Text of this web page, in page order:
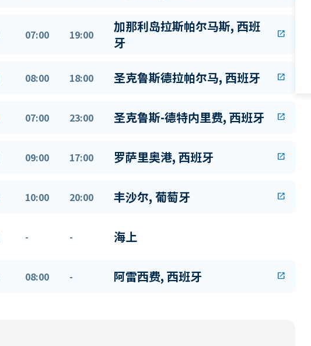
07:00 19:00
加那利岛拉斯帕尔马斯, 西班
牙
open_in_new
08:00 18:00 圣克鲁斯德拉帕尔马, 西班牙 open_in_new
07:00 23:00 圣克鲁斯-德特内里费, 西班牙 open_in_new
09:00 17:00 罗萨里奥港, 西班牙 open_in_new
10:00 20:00 丰沙尔, 葡萄牙 open_in_new
- - 海上
08:00 - 阿雷西费, 西班牙 open_in_new